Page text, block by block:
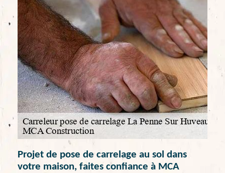
Projet de pose de carrelage au sol dans
votre maison, faites confiance à MCA